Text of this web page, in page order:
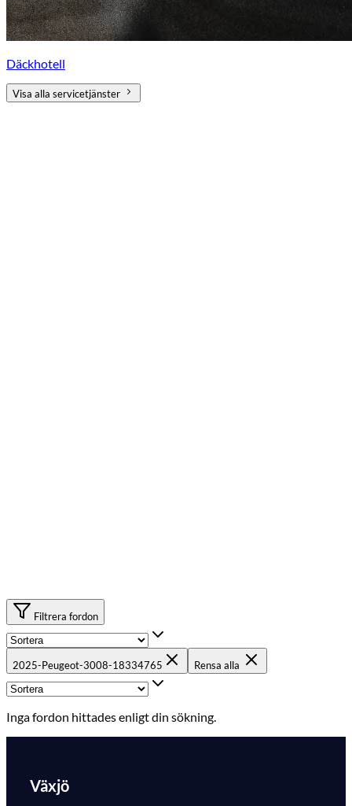
Däckhotell
Visa alla servicetjänster
Filtrera fordon
2025-Peugeot-3008-18334765 Rensa alla
Inga fordon hittades enligt din sökning.
Växjö